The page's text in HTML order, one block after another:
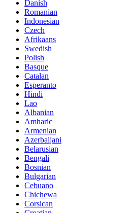
Danish
Romanian
Indonesian
Czech
Afrikaans
Swedish
Polish
Basque
Catalan
Esperanto
Hindi
Lao
Albanian
Amharic
Armenian
Azerbaijani
Belarusian
Bengali
Bosnian
Bulgarian
Cebuano
Chichewa
Corsican